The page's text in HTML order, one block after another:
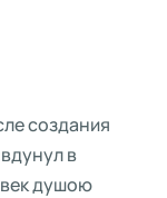
создания
в
душою